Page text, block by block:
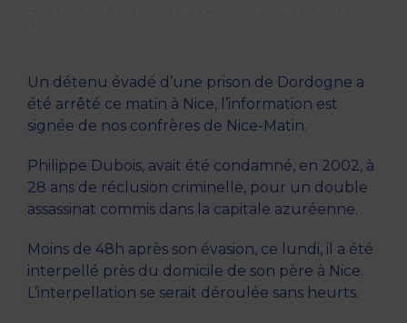
Un détenu évadé d’une prison de Dordogne a
été arrêté ce matin à Nice, l’information est
signée de nos confrères de Nice-Matin.
Philippe Dubois, avait été condamné, en 2002, à
28 ans de réclusion criminelle, pour un double
assassinat commis dans la capitale azuréenne.
Moins de 48h après son évasion, ce lundi, il a été
interpellé près du domicile de son père à Nice.
L’interpellation se serait déroulée sans heurts.